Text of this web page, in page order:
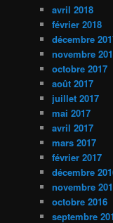
avril 2018
février 2018
décembre
novembre
octobre 2017
août 2017
juillet 2017
mai 2017
avril 2017
mars 2017
février 2017
décembre
novembre
octobre 2016
septembre